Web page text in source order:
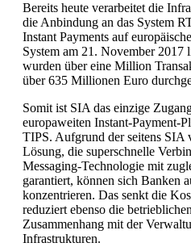
Bereits heute verarbeitet die
die Anbindung an das System
Instant Payments auf
System am 21. November 2017
wurden über eine Million
über 635 Millionen Euro
Somit ist SIA das einzige
europaweiten Instant-Payment-
TIPS. Aufgrund der seitens SIA
Lösung, die superschnelle
Messaging-Technologie mit
garantiert, können sich Banken
konzentrieren. Das senkt die
reduziert ebenso die
Zusammenhang mit der
Infrastrukturen.